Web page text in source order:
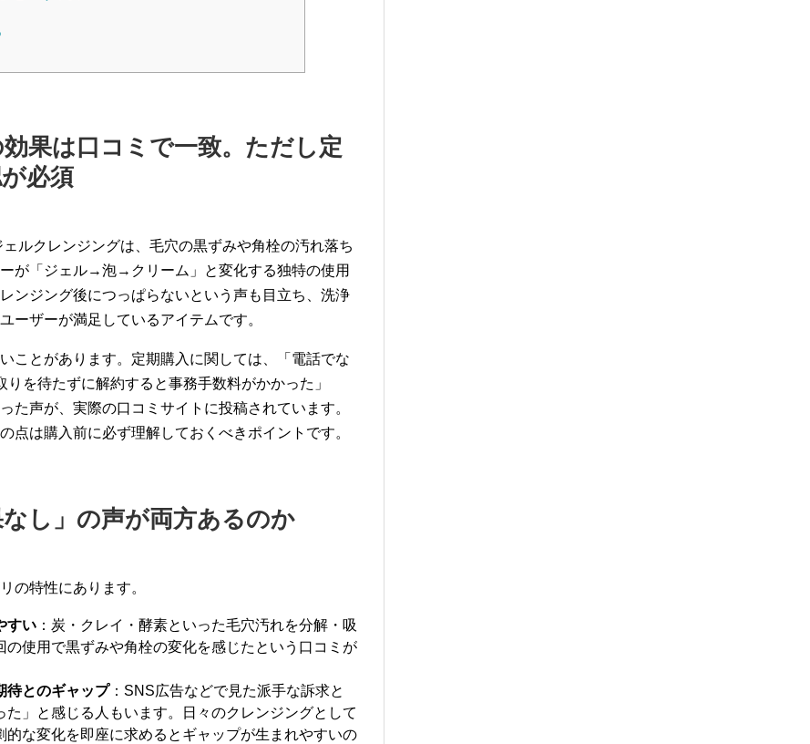
果は口コミで一致。ただし定
必須
ルクレンジングは、毛穴の黒ずみや角栓の汚れ落ち
が「ジェル→泡→クリーム」と変化する独特の使用
ンジング後につっぱらないという声も目立ち、洗浄
ーザーが満足しているアイテムです。
ことがあります。定期購入に関しては、「電話でな
を待たずに解約すると事務手数料がかかった」
た声が、実際の口コミサイトに投稿されています。
点は購入前に必ず理解しておくべきポイントです。
し」の声が両方あるのか
の特性にあります。
すい ：炭・クレイ・酵素といった毛穴汚れを分解・吸
使用で黒ずみや角栓の変化を感じたという口コミが
待とのギャップ：SNS広告などで見た派手な訴求と
」と感じる人もいます。日々のクレンジングとして
な変化を即座に求めるとギャップが生まれやすいの